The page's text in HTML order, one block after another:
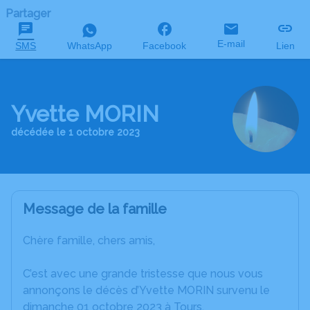
Partager
SMS WhatsApp Facebook E-mail Lien
Yvette MORIN
décédée le 1 octobre 2023
Message de la famille
Chère famille, chers amis,
C’est avec une grande tristesse que nous vous
annonçons le décès d’Yvette MORIN survenu le
dimanche 01 octobre 2023 à Tours.